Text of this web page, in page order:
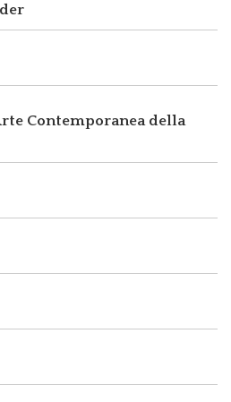
Contemporanea della